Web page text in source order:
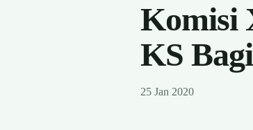
Komisi
KS
25 Jan 2020